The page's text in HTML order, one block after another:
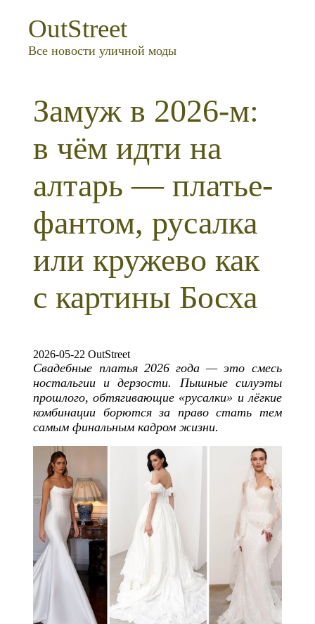
OutStreet
Все новости уличной моды
Замуж в 2026-м:
в чём идти на
алтарь — платье-
фантом, русалка
или кружево как
с картины Босха
2026-05-22 OutStreet
Свадебные платья 2026 года — это смесь
ностальгии и дерзости. Пышные силуэты
прошлого, обтягивающие «русалки» и лёгкие
комбинации борются за право стать тем
самым финальным кадром жизни.